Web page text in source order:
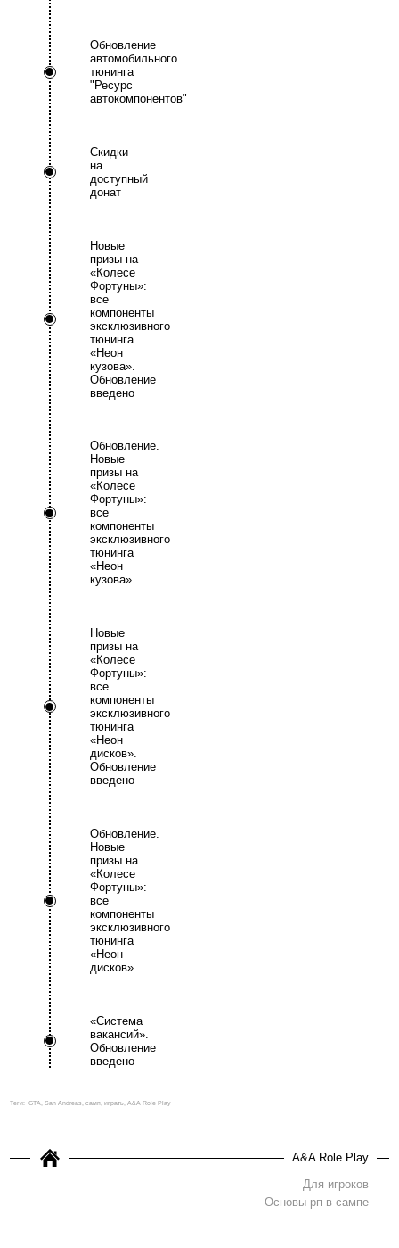
Обновление
автомобильного
тюнинга
"Ресурс
автокомпонентов"
Скидки
на
доступный
донат
Новые
призы на
«Колесе
Фортуны»:
все
компоненты
эксклюзивного
тюнинга
«Неон
кузова».
Обновление
введено
Обновление.
Новые
призы на
«Колесе
Фортуны»:
все
компоненты
эксклюзивного
тюнинга
«Неон
кузова»
Новые
призы на
«Колесе
Фортуны»:
все
компоненты
эксклюзивного
тюнинга
«Неон
дисков».
Обновление
введено
Обновление.
Новые
призы на
«Колесе
Фортуны»:
все
компоненты
эксклюзивного
тюнинга
«Неон
дисков»
«Система
вакансий».
Обновление
введено
Теги: GTA, San Andreas, самп, играть, A&A Role Play
A&A Role Play
Для игроков
Основы рп в сампе